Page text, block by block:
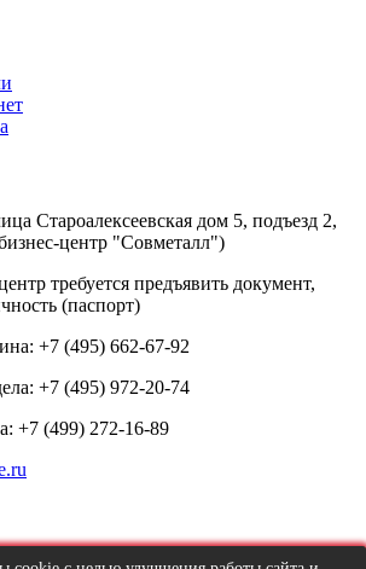
Староалексеевская дом 5, подъезд 2,
центр "Совметалл")
требуется предъявить документ,
(паспорт)
+7 (495) 662-67-92
+7 (495) 972-20-74
+7 (499) 272-16-89